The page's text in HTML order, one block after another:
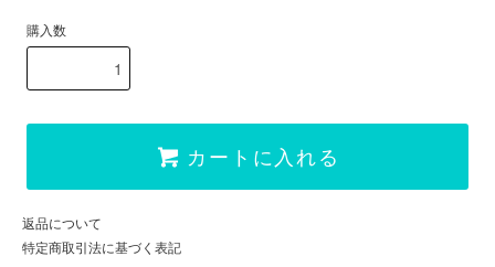
購入数
カートに入れる
返品について
特定商取引法に基づく表記